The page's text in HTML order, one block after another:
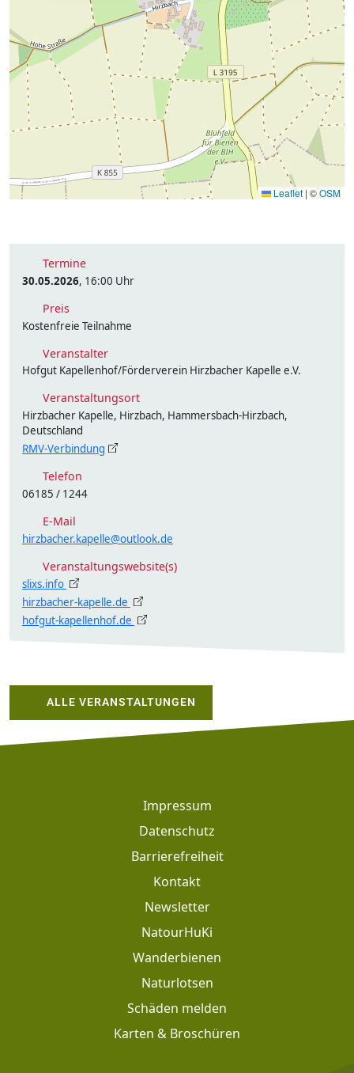
Leaflet | ©OSM
Termine
30.05.2026, 16:00 Uhr
Preis
Kostenfreie Teilnahme
Veranstalter
Hofgut Kapellenhof/Förderverein Hirzbacher Kapelle e.V.
Veranstaltungsort
Hirzbacher Kapelle, Hirzbach, Hammersbach-Hirzbach,
Deutschland
RMV-Verbindung
Telefon
06185 / 1244
E-Mail
hirzbacher.kapelle@outlook.de
Veranstaltungswebsite(s)
slixs.info
hirzbacher-kapelle.de
hofgut-kapellenhof.de
ALLE VERANSTALTUNGEN
Footer: Meta Navigation
Impressum
Datenschutz
Barrierefreiheit
Kontakt
Newsletter
NatourHuKi
Wanderbienen
Naturlotsen
Schäden melden
Karten & Broschüren